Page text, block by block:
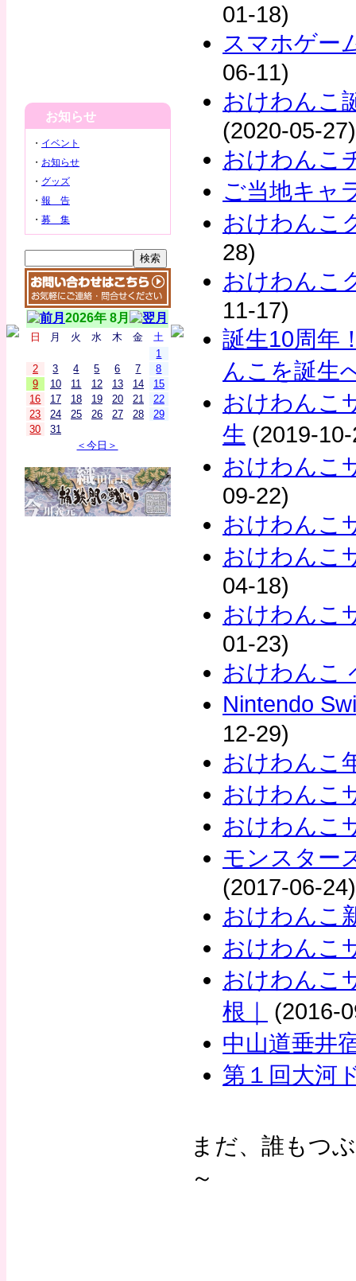
お知らせ
・ イベント
・ お知らせ
・ グッズ
・ 報 告
・ 募 集
2026年 8月
日 月 火 水 木 金
土
1
2
3 4 5 6 7
8
9
10 11 12 13 14
15
16
17 18 19 20 21
22
23
24 25 26 27 28
29
30
31
＜今日＞
01-18)
スマホゲー
06-11)
おけわんこ
(2020-05-27)
おけわんこ
ご当地キャ
おけわんこ
28)
おけわんこ
11-17)
誕生10周年
んこを誕生
おけわんこ
生 (2019-
おけわんこ
09-22)
おけわんこ
おけわんこ
04-18)
おけわんこ
01-23)
おけわんこ
Nintendo
12-29)
おけわんこ
おけわんこ
おけわんこ
モンスター
(2017-06-24)
おけわんこ
おけわんこ
おけわんこ
根｜
(2016-
中山道垂井
第１回大河
まだ、誰もつ
～